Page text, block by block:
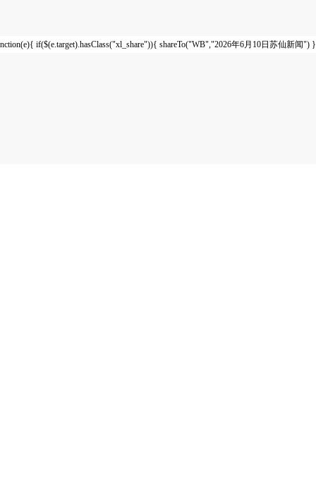
nction(e){ if($(e.target).hasClass("xl_share")){ shareTo("WB","2026年6月10日苏仙新闻